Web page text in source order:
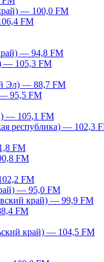
— 100,0 FM
FM
— 94,8 FM
— 105,3 FM
Эл) — 88,7 FM
— 95,5 FM
— 105,1 FM
республика) — 102,3
FM
FM
FM
— 95,0 FM
край) — 99,9 FM
FM
край) — 104,5 FM